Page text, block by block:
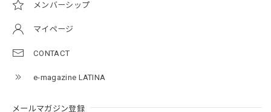
メンバーシップ
マイページ
CONTACT
e-magazine LATINA
メールマガジン登録